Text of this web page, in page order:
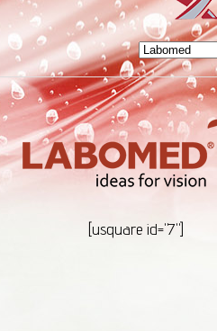
[usquare id="7"]